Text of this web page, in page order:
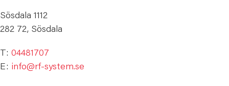
Sösdala 1112
282 72, Sösdala
T: 04481707
E: info@rf-system.se